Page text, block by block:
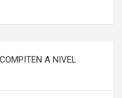
A NIVEL